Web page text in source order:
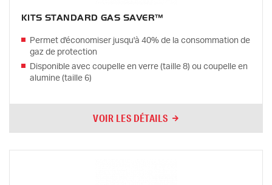
KITS STANDARD GAS SAVER™
Permet d'économiser jusqu'à 40% de la consommation de
gaz de protection
Disponible avec coupelle en verre (taille 8) ou coupelle en
alumine (taille 6)
VOIR LES DÉTAILS